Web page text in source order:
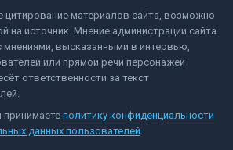
цитирование материалов сайта, возможно
на источник. Мнение администрации сайта
мнениями, высказанными в интервью,
или прямой речи персонажей
ответственности за текст
принимаете политику конфиденциальности
данных пользователей